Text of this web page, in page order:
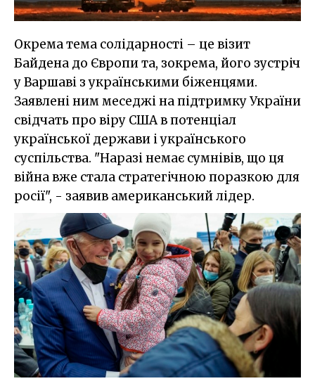
Окрема тема солідарності – це візит
Байдена до Європи та, зокрема, його зустріч
у Варшаві з українськими біженцями.
Заявлені ним меседжі на підтримку України
свідчать про віру США в потенціал
української держави і українського
суспільства. "Наразі немає сумнівів, що ця
війна вже стала стратегічною поразкою для
росії", - заявив американський лідер.